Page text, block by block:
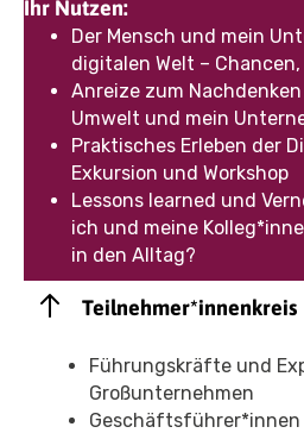
Ihr Nutzen:
Der Mensch und mein
digitalen Welt –
Anreize zum
Umwelt und mein
Praktisches Erleben der
Exkursion und Workshop
Lessons learned und
ich und meine
in den Alltag?
Teilnehmer*innenkreis
Führungskräfte und
Großunternehmen